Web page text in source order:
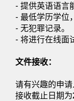
- 提供英语语言
- 最低学历学位
- 无犯罪记录。
- 将进行在线面
文件接收：
请有兴趣的申
接收截止日期为